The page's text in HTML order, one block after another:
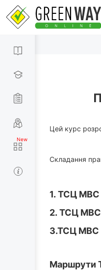
Цей курс
Складання
1.ТСЦ МВС
2.ТСЦ МВС
3.ТСЦ МВС
Маршрути